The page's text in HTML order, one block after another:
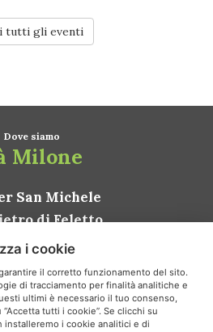
tutti gli eventi
Dove siamo
Milone
San Michele
di Feletto
TV
ITALIA
arrivare
i cookie
il corretto funzionamento del sito.
di tracciamento per finalità analitiche e
ultimi è necessario il tuo consenso,
tutti i cookie”. Se clicchi su
installeremo i cookie analitici e di